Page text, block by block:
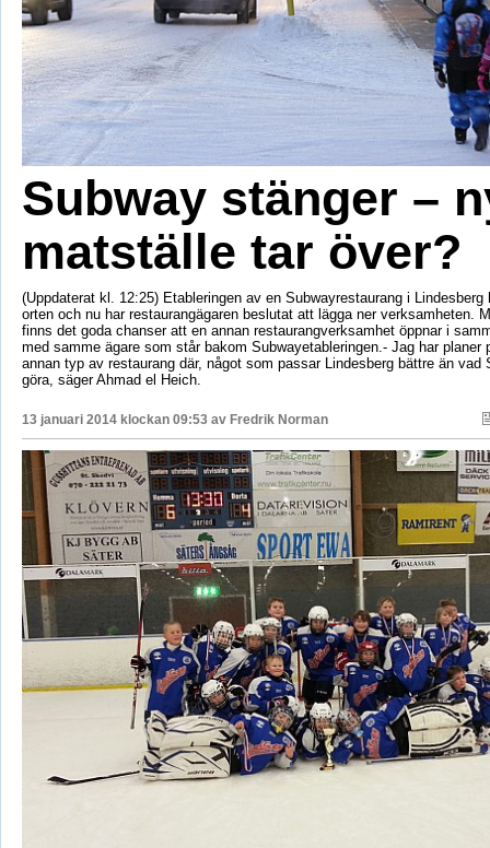
Subway stänger –
matställe tar över?
(Uppdaterat kl. 12:25) Etableringen av en Subwayrestaurang i
orten och nu har restaurangägaren beslutat att lägga ner verksamheten.
finns det goda chanser att en annan restaurangverksamhet öppnar i
med samme ägare som står bakom Subwayetableringen.- Jag har planer
annan typ av restaurang där, något som passar Lindesberg bättre än vad
göra, säger Ahmad el Heich.
13 januari 2014 klockan 09:53 av Fredrik Norman